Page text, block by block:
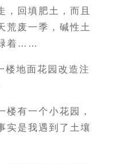
，回填肥土，而且
荒废一季，碱性土
着……
楼有一个小花园，
实是我遇到了土壤